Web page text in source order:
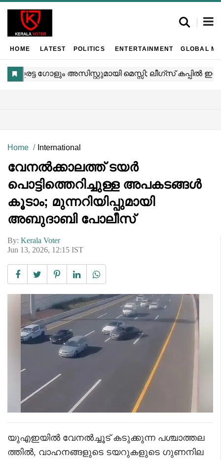
HOME LATEST POLITICS ENTERTAINMENT GLOBAL
Home International
വേനൽക്കാലത്ത് ടയർ
പൊട്ടിത്തെറിച്ചുള്ള അപകടങ്ങൾ
കൂടാം; മുന്നറിയിപ്പുമായി
അബുദാബി പോലീസ്
By: Kerala Voter
Jun 13, 2026, 12:15 IST
യുഎഇയിൽ വേനൽച്ചൂട് കടുക്കുന്ന പശ്ചാത്തല
ത്തിൽ, വാഹനങ്ങളുടെ ടയറുകളുടെ ഗുണനില